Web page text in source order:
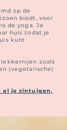
op de
biedt, voor
de yoga. Je
huis zodat je
kunt
zoals
(vegetarische)
al je zintuigen,